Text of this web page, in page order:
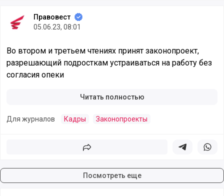
Правовест
05.06.23, 08:01
Во втором и третьем чтениях принят законопроект,
разрешающий подросткам устраиваться на работу без
согласия опеки
Читать полностью
Для журналов Кадры Законопроекты
Поделиться Поделиться в
Посмотреть еще